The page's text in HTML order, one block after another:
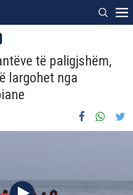
të paligjshëm,
largohet nga